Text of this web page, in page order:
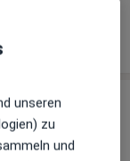
unseren
zu
und